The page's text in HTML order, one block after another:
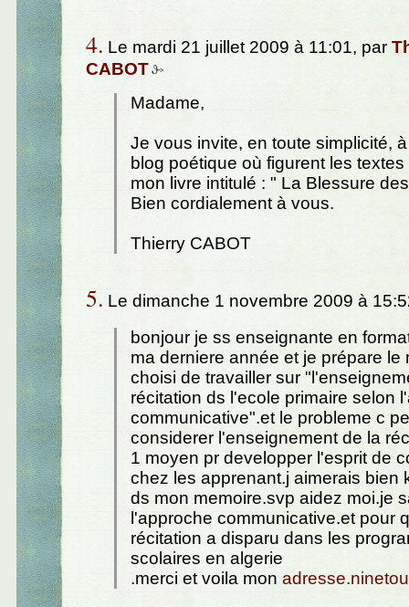
4. Le mardi 21 juillet 2009 à 11:01, par
CABOT
Madame,
Je vous invite, en toute simplicité,
blog poétique où figurent les
mon livre intitulé : " La Blessure
Bien cordialement à vous.
Thierry CABOT
5. Le dimanche 1 novembre 2009 à
bonjour je ss enseignante en
ma derniere année et je prépare le
choisi de travailler sur
récitation ds l'ecole primaire selon
communicative".et le probleme c
considerer l'enseignement de la
1 moyen pr developper l'esprit de
chez les apprenant.j aimerais bien
ds mon memoire.svp aidez moi.je
l'approche communicative.et pour
récitation a disparu dans les
scolaires en algerie
.merci et voila mon